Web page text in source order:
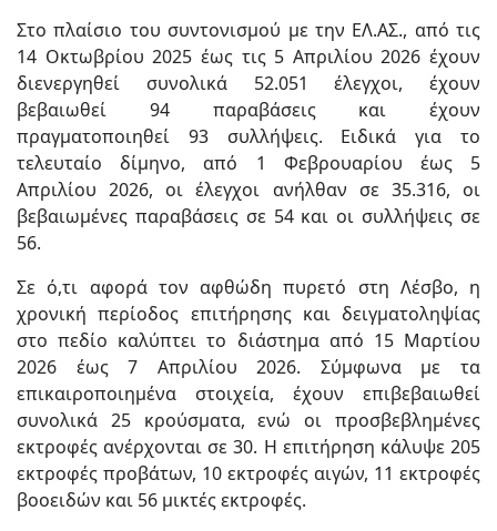
Στο πλαίσιο του συντονισμού με την ΕΛ.ΑΣ., από τις
14 Οκτωβρίου 2025 έως τις 5 Απριλίου 2026 έχουν
διενεργηθεί συνολικά 52.051 έλεγχοι, έχουν
βεβαιωθεί 94 παραβάσεις και έχουν
πραγματοποιηθεί 93 συλλήψεις. Ειδικά για το
τελευταίο δίμηνο, από 1 Φεβρουαρίου έως 5
Απριλίου 2026, οι έλεγχοι ανήλθαν σε 35.316, οι
βεβαιωμένες παραβάσεις σε 54 και οι συλλήψεις σε
56.
Σε ό,τι αφορά τον αφθώδη πυρετό στη Λέσβο, η
χρονική περίοδος επιτήρησης και δειγματοληψίας
στο πεδίο καλύπτει το διάστημα από 15 Μαρτίου
2026 έως 7 Απριλίου 2026. Σύμφωνα με τα
επικαιροποιημένα στοιχεία, έχουν επιβεβαιωθεί
συνολικά 25 κρούσματα, ενώ οι προσβεβλημένες
εκτροφές ανέρχονται σε 30. Η επιτήρηση κάλυψε 205
εκτροφές προβάτων, 10 εκτροφές αιγών, 11 εκτροφές
βοοειδών και 56 μικτές εκτροφές.